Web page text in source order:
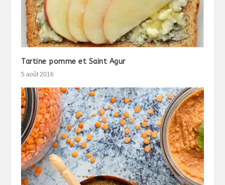
Tartine pomme et Saint Agur
5 août 2016